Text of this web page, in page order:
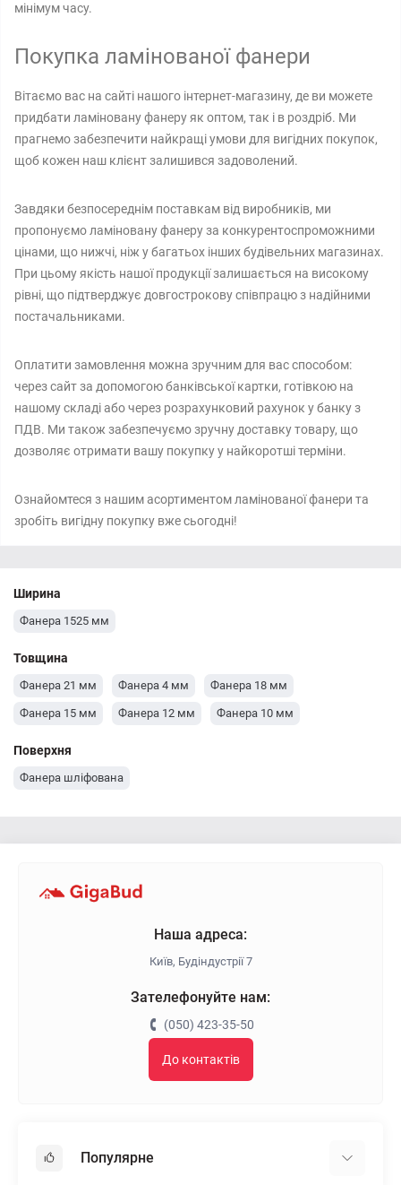
мінімум часу.
Покупка ламінованої фанери
Вітаємо вас на сайті нашого інтернет-магазину, де ви можете
придбати ламіновану фанеру як оптом, так і в роздріб. Ми
прагнемо забезпечити найкращі умови для вигідних покупок,
щоб кожен наш клієнт залишився задоволений.
Завдяки безпосереднім поставкам від виробників, ми
пропонуємо ламіновану фанеру за конкурентоспроможними
цінами, що нижчі, ніж у багатьох інших будівельних магазинах.
При цьому якість нашої продукції залишається на високому
рівні, що підтверджує довгострокову співпрацю з надійними
постачальниками.
Оплатити замовлення можна зручним для вас способом:
через сайт за допомогою банківської картки, готівкою на
нашому складі або через розрахунковий рахунок у банку з
ПДВ. Ми також забезпечуємо зручну доставку товару, що
дозволяє отримати вашу покупку у найкоротші терміни.
Ознайомтеся з нашим асортиментом ламінованої фанери та
зробіть вигідну покупку вже сьогодні!
Ширина
Фанера 1525 мм
Товщина
Фанера 21 мм Фанера 4 мм Фанера 18 мм
Фанера 15 мм Фанера 12 мм Фанера 10 мм
Поверхня
Фанера шліфована
Наша адреса:
Київ, Будіндустрії 7
Зателефонуйте нам:
(050) 423-35-50
До контактів
Популярне